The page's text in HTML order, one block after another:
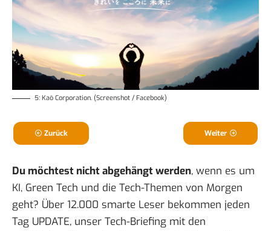
5: Kaō Corporation. (Screenshot / Facebook)
Zurück Weiter
Du möchtest nicht abgehängt werden, wenn es um
KI, Green Tech und die Tech-Themen von Morgen
geht? Über 12.000 smarte Leser bekommen jeden
Tag UPDATE, unser Tech-Briefing mit den